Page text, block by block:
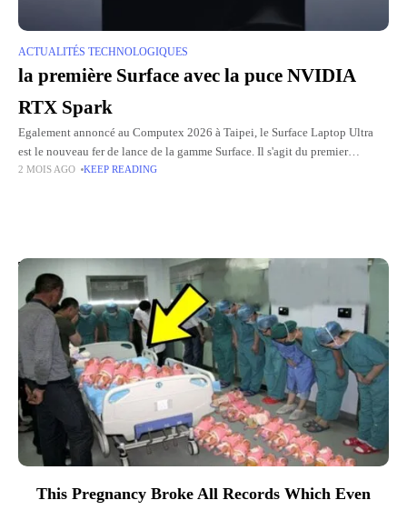
ACTUALITÉS TECHNOLOGIQUES
la première Surface avec la puce NVIDIA
RTX Spark
Egalement annoncé au Computex 2026 à Taipei, le Surface Laptop Ultra
est le nouveau fer de lance de la gamme Surface. Il s'agit du premier
ordinateur portable Microsoft doté de
2 MOIS AGO KEEP READING
Top Picks for You
This Pregnancy Broke All Records Which Even